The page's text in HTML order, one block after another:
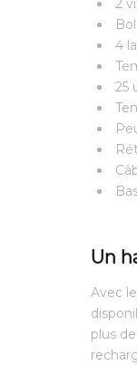
2
4
25
Un
Avec
plus